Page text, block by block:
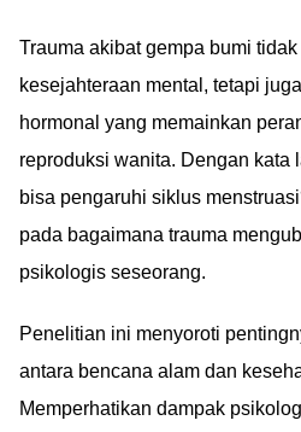
Trauma akibat gempa bumi
kesejahteraan mental, tetapi
hormonal yang memainkan
reproduksi wanita. Dengan kata
bisa pengaruhi siklus
pada bagaimana trauma
psikologis seseorang.
Penelitian ini menyoroti
antara bencana alam dan
Memperhatikan dampak